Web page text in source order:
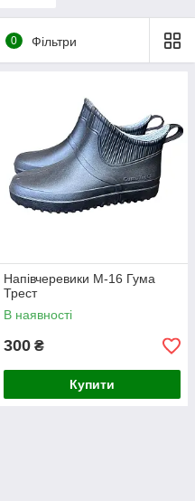
0 Фільтри
Напівчеревики М-16 Гума
Трест
В наявності
300 ₴
Купити